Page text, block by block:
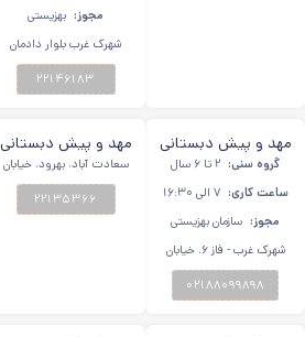
مجوز: بهزیستی
شهرک غرب بلوار دادمان
خیابان جهاد کوچه یکم
پلاک ٢
۲۲۱۴۶۱۸۳
مهد و پیش دبستانی
نمو شهرک غرب
گروه سنی: ۲ تا ۶ سال
ساعت کاری: ۷ الی ۱۶:۳۰
مجوز: سازمان بهزیستی
شهرک غرب - فاز ۶، خیابان
گل افشان شمالی، کوچه دوم
- انتهای کوچه، پلاک ۲۲
۰۲۱۸۸۰۹۹۸۹۸
مهد و پیش دبستانی
رشد بنفشه ها
سعادت آباد
سعادت آباد، بهرود، خیابان
شهید قمصری، لاله ۱، پلاک
۱۱
۲۲۱۳۵۳۶۶